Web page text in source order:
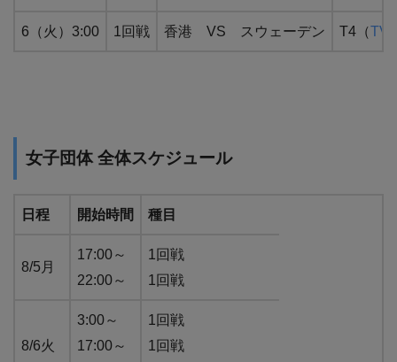
6（火）3:00 1回戦 香港 VS スウェーデン T4（
女子団体 全体スケジュール
日程 開始時間 種目
8/5月
17:00～
22:00～
1回戦
1回戦
8/6火
3:00～
17:00～
1回戦
1回戦